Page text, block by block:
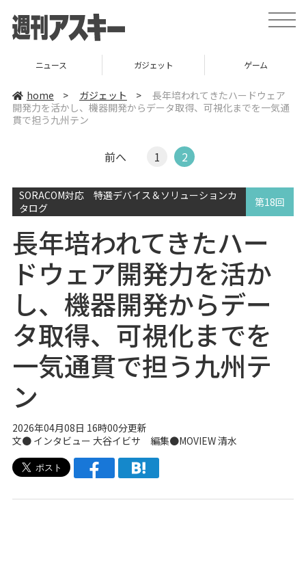
t
o
v
i
ニュース ガジェット ゲーム
home > ガジェット >
長年培われてきたハードウェア
開発力を活かし、機器開発からデータ取得、可視化までを一気通
貫で担う九州テン
前へ 1 2
SORACOM対応 特選デバイス＆ソリューションカ
タログ
第18回
長年培われてきたハー
ドウェア開発力を活か
し、機器開発からデー
タ取得、可視化までを
一気通貫で担う九州テ
ン
2026年04月08日 16時00分更新
文● インタビュー 大谷イビサ 編集●MOVIEW清水